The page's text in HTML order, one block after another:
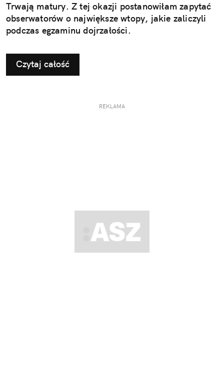
Trwają matury. Z tej okazji postanowiłam zapytać
obserwatorów o największe wtopy, jakie zaliczyli
podczas egzaminu dojrzałości.
Czytaj całość
REKLAMA